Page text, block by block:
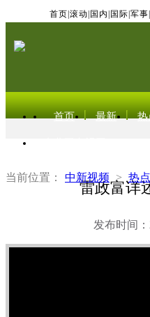
首页 滚动 国内 国际 军事
首页 最新 热
当前位置： 中新视频 > 热
雷政富详
发布时间：